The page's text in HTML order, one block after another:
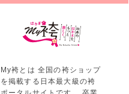
My袴とは 全国の袴ショップ
を掲載する日本最大級の袴